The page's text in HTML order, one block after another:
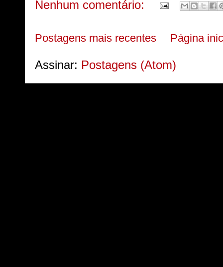
Nenhum comentário:
Postagens mais recentes Página
Assinar: Postagens (Atom)